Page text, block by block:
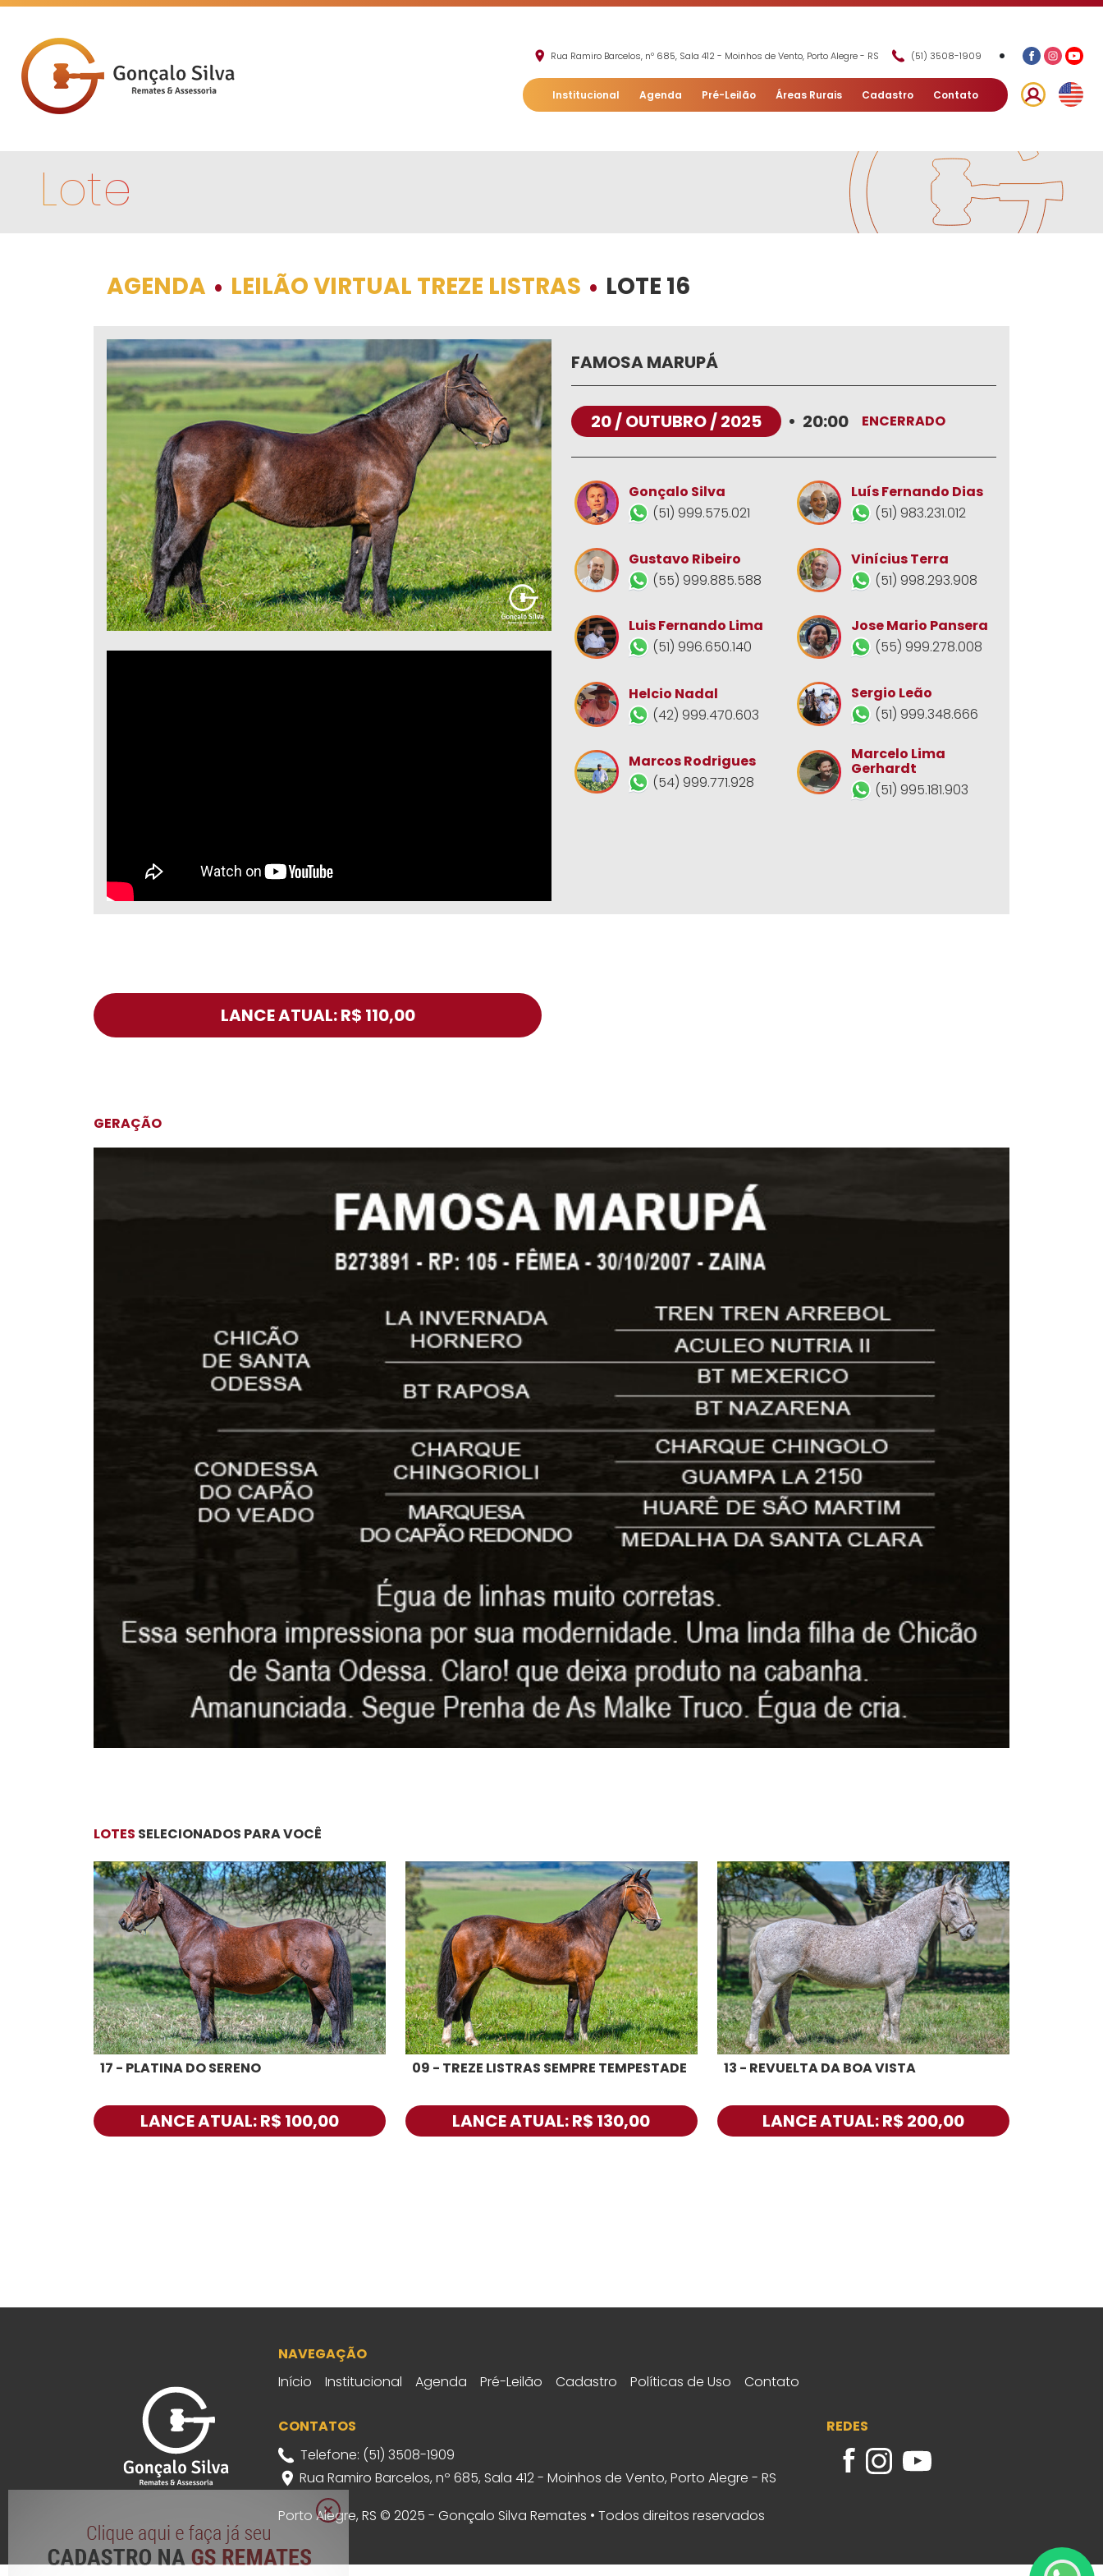
Rua Ramiro Barcelos, nº 685, Sala 412 - Moinhos de Vento, Porto Alegre - RS (51) 3508-1909 •
Institucional Agenda Pré-Leilão Áreas Rurais Cadastro Contato
Lote
AGENDA • LEILÃO VIRTUAL TREZE LISTRAS • LOTE 16
FAMOSA MARUPÁ
20 / OUTUBRO / 2025 • 20:00 ENCERRADO
Gonçalo Silva
(51) 999.575.021
Luís Fernando Dias
(51) 983.231.012
Gustavo Ribeiro
(55) 999.885.588
Vinícius Terra
(51) 998.293.908
Luis Fernando Lima
(51) 996.650.140
Jose Mario Pansera
(55) 999.278.008
Helcio Nadal
(42) 999.470.603
Sergio Leão
(51) 999.348.666
Marcos Rodrigues
(54) 999.771.928
Marcelo Lima
Gerhardt
(51) 995.181.903
LANCE ATUAL: R$ 110,00
GERAÇÃO
LOTES SELECIONADOS PARA VOCÊ
17 - PLATINA DO SERENO
LANCE ATUAL: R$ 100,00
09 - TREZE LISTRAS SEMPRE TEMPESTADE
LANCE ATUAL: R$ 130,00
13 - REVUELTA DA BOA VISTA
LANCE ATUAL: R$ 200,00
NAVEGAÇÃO
Início
Institucional Agenda Pré-Leilão Cadastro Políticas de Uso Contato
CONTATOS
Telefone: (51) 3508-1909
Rua Ramiro Barcelos, nº 685, Sala 412 - Moinhos de Vento, Porto Alegre - RS
Porto Alegre, RS © 2025 - Gonçalo Silva Remates • Todos direitos reservados
REDES